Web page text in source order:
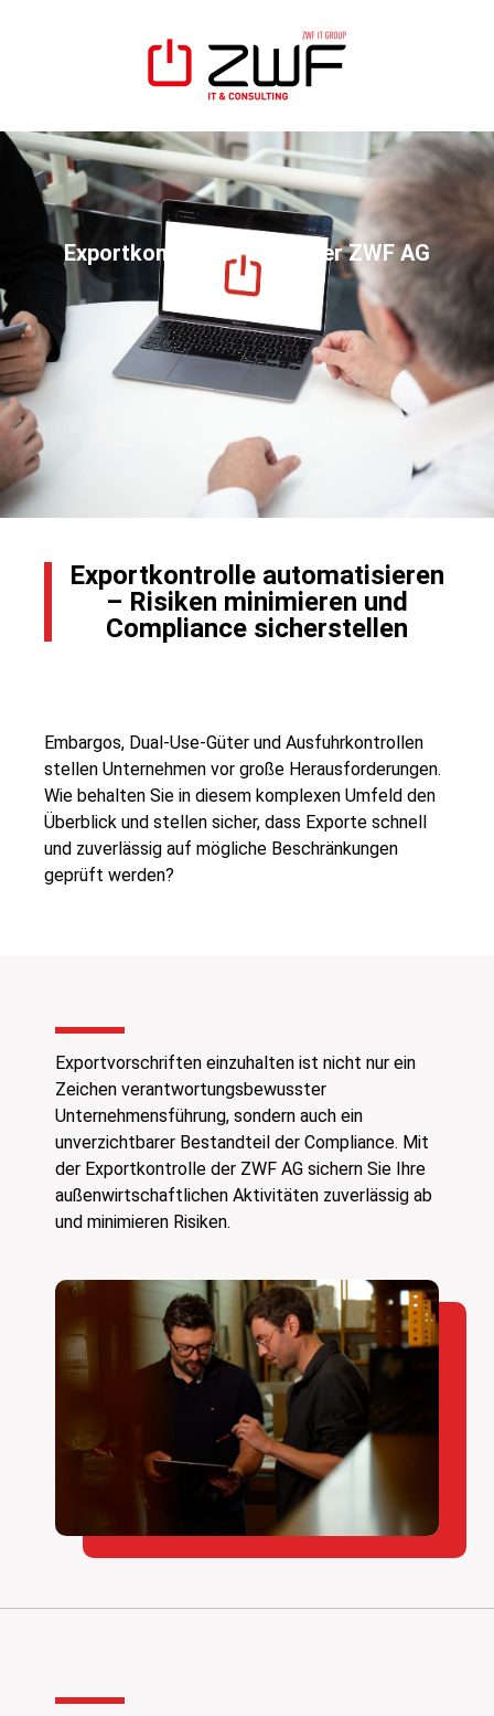
Exportkontrollsoftware der ZWF AG
Exportkontrolle automatisieren
– Risiken minimieren und
Compliance sicherstellen
Embargos, Dual-Use-Güter und Ausfuhrkontrollen
stellen Unternehmen vor große Herausforderungen.
Wie behalten Sie in diesem komplexen Umfeld den
Überblick und stellen sicher, dass Exporte schnell
und zuverlässig auf mögliche Beschränkungen
geprüft werden?
Exportvorschriften einzuhalten ist nicht nur ein
Zeichen verantwortungsbewusster
Unternehmensführung, sondern auch ein
unverzichtbarer Bestandteil der Compliance. Mit
der Exportkontrolle der ZWF AG sichern Sie Ihre
außenwirtschaftlichen Aktivitäten zuverlässig ab
und minimieren Risiken.